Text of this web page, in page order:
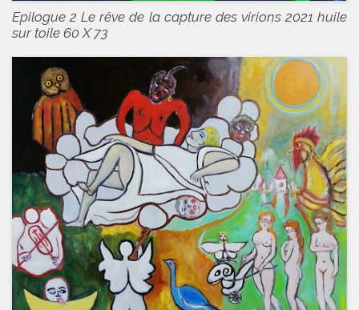
Epilogue 2 Le rêve de la capture des virions 2021 huile
sur toile 60 X 73